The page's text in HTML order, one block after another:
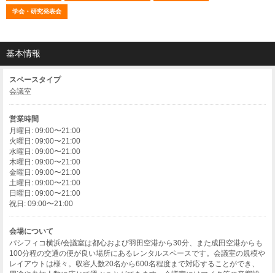
学会・研究発表会
基本情報
スペースタイプ
会議室
営業時間
月曜日: 09:00〜21:00
火曜日: 09:00〜21:00
水曜日: 09:00〜21:00
木曜日: 09:00〜21:00
金曜日: 09:00〜21:00
土曜日: 09:00〜21:00
日曜日: 09:00〜21:00
祝日: 09:00〜21:00
会場について
パシフィコ横浜/会議室は都心および羽田空港から30分、また成田空港からも
100分程の交通の便が良い場所にあるレンタルスペースです。会議室の規模や
レイアウトは様々。収容人数20名から600名程度まで対応することができ、